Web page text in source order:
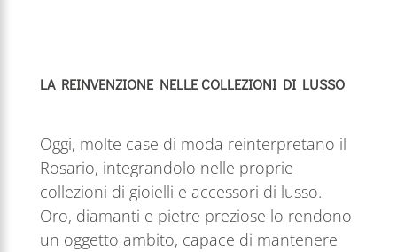
LA REINVENZIONE NELLE COLLEZIONI DI LUSSO
Oggi, molte case di moda reinterpretano il
Rosario, integrandolo nelle proprie
collezioni di gioielli e accessori di lusso.
Oro, diamanti e pietre preziose lo rendono
un oggetto ambito, capace di mantenere